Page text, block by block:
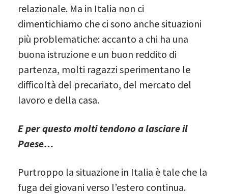
relazionale. Ma in Italia non ci
dimentichiamo che ci sono anche situazioni
più problematiche: accanto a chi ha una
buona istruzione e un buon reddito di
partenza, molti ragazzi sperimentano le
difficoltà del precariato, del mercato del
lavoro e della casa.
E per questo molti tendono a lasciare il
Paese…
Purtroppo la situazione in Italia è tale che la
fuga dei giovani verso l’estero continua.